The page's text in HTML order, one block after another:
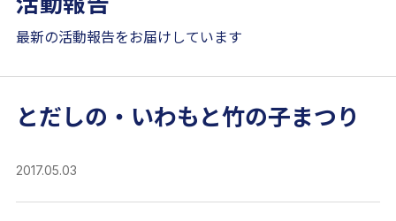
最新の活動報告をお届けしています
とだしの・いわもと竹の子まつり
2017.05.03